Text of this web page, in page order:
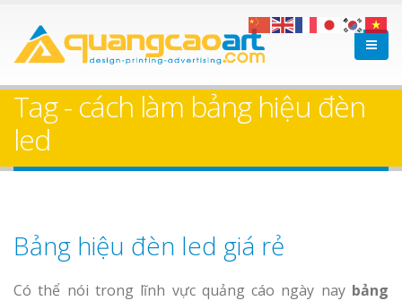
Tag - cách làm bảng hiệu đèn
led
Bảng hiệu đèn led giá rẻ
Có thể nói trong lĩnh vực quảng cáo ngày nay bảng